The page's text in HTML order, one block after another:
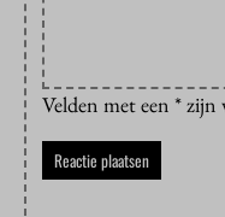
Velden met een * zijn